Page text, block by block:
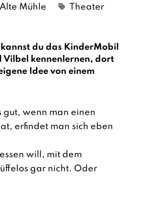
Mühle
Theater
kannst du das KinderMobil
Vilbel kennenlernen, dort
Idee von einem
gut, wenn man einen
erfindet man sich eben
will, mit dem
gar nicht. Oder